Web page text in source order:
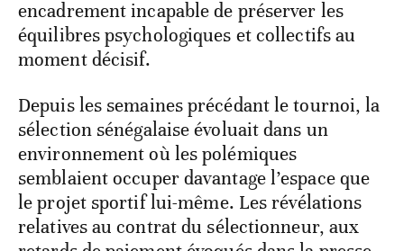
encadrement incapable de préserver les
équilibres psychologiques et collectifs au
moment décisif.
Depuis les semaines précédant le tournoi, la
sélection sénégalaise évoluait dans un
environnement où les polémiques
semblaient occuper davantage l’espace que
le projet sportif lui-même. Les révélations
relatives au contrat du sélectionneur, aux